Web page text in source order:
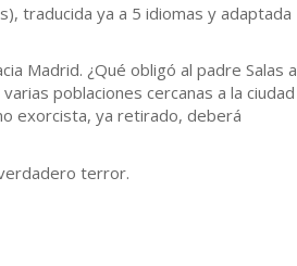
traducida ya a 5 idiomas y adaptada
Madrid. ¿Qué obligó al padre Salas a
poblaciones cercanas a la ciudad
exorcista, ya retirado, deberá
terror.